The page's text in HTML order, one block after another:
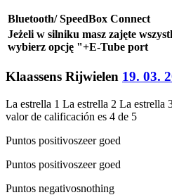
Bluetooth/ SpeedBox Connect
Jeżeli w silniku masz zajęte
wybierz opcję "+E-Tube port
Klaassens Rijwielen 19. 03.
La estrella 1 La estrella 2 La estrella
valor de calificación es 4 de 5
Puntos positivoszeer goed
Puntos positivoszeer goed
Puntos negativosnothing